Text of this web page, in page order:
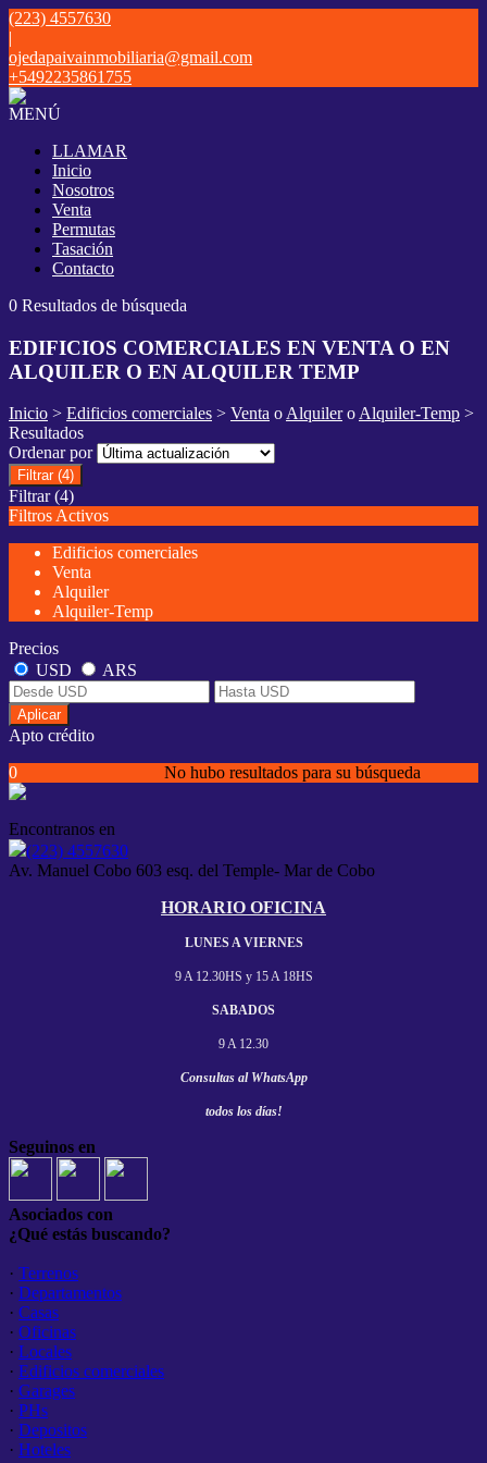
(223) 4557630
|
ojedapaivainmobiliaria@gmail.com
+5492235861755
MENÚ
LLAMAR
Inicio
Nosotros
Venta
Permutas
Tasación
Contacto
0 Resultados de búsqueda
EDIFICIOS COMERCIALES EN VENTA O EN
ALQUILER O EN ALQUILER TEMP
Inicio > Edificios comerciales > Venta oAlquileroAlquiler-Temp >
Resultados
Ordenar por
Filtrar (4)
Filtrar (4)
Filtros Activos
Edificios comerciales
Venta
Alquiler
Alquiler-Temp
Precios
USD
ARS
Aplicar
Apto crédito
No hubo resultados para su búsqueda
0
Encontranos en
(223) 4557630
Av. Manuel Cobo 603 esq. del Temple- Mar de Cobo
HORARIO OFICINA
LUNES A VIERNES
9 A 12.30HS y 15 A 18HS
SABADOS
9 A 12.30
Consultas al WhatsApp
todos los días!
Seguinos en
Asociados con
¿Qué estás buscando?
· Terrenos
· Departamentos
· Casas
· Oficinas
· Locales
· Edificios comerciales
· Garages
· PHs
· Depositos
· Hoteles